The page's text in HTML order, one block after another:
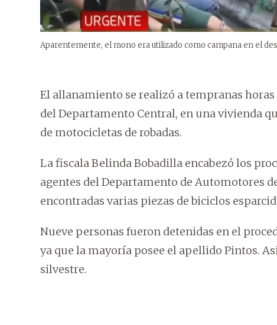
Aparentemente, el mono era utilizado como campana en el
El allanamiento se realizó a tempranas
del Departamento Central, en una vivienda
de motocicletas de robadas.
La fiscala Belinda Bobadilla encabezó los
agentes del Departamento de Automotores
encontradas varias piezas de biciclos
Nueve personas fueron detenidas en el
ya que la mayoría posee el apellido Pintos.
silvestre.